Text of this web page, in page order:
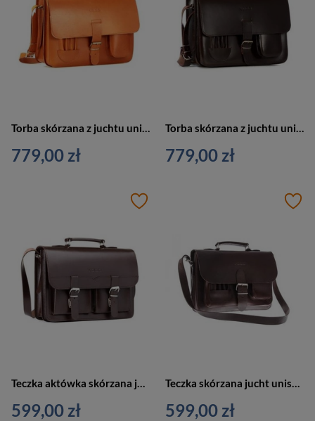
Torba skórzana z juchtu unisex VOOC P43 teczka aktówka A4 cognac
779,00 zł
Torba skórzana z juchtu unisex VOOC P43 teczka aktówka A4 brązowa
779,00 zł
599,00 zł 599,00 zł